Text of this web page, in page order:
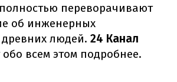
переворачивают
об инженерных
древних людей. 24 Канал
обо всем этом подробнее.